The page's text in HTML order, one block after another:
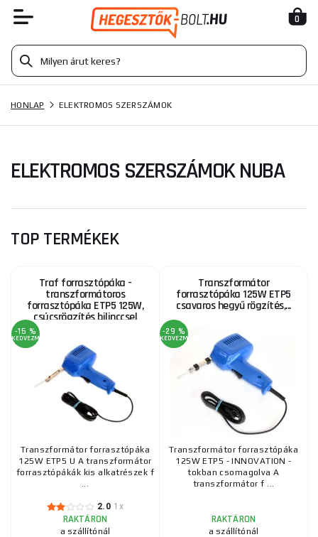
0
HONLAP ELEKTROMOS SZERSZÁMOK
ELEKTROMOS SZERSZÁMOK NUBA
TOP TERMÉKEK
Traf forrasztópáka -
transzformátoros
forrasztópáka ETP5 125W,
csúcsrögzítés bilinccsel
-15 %
KEDVEZMÉNY
Transzformátor forrasztópáka
125W ETP5 U A transzformátor
forrasztópákák kis alkatrészek f
...
2.0 1x
RAKTÁRON
a szállítónál
Transzformátor
forrasztópáka 125W ETP5
csavaros hegyű rögzítés,...
-29 %
KEDVEZMÉNY
Transzformátor forrasztópáka
125W ETP5 - INNOVATION -
tokban csomagolva A
transzformátor f ...
RAKTÁRON
a szállítónál